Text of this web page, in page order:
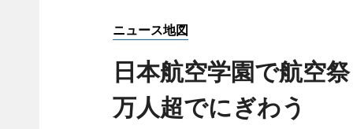
ニュース地図
日本航空学園で航空
万人超でにぎわう